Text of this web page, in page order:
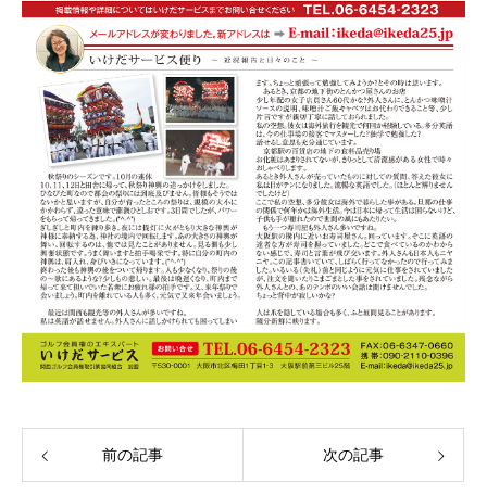
前の記事 次の記事